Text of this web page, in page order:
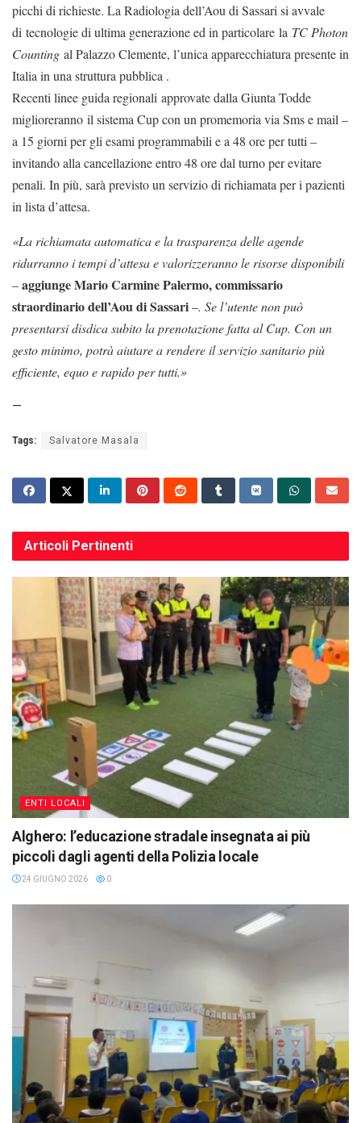
picchi di richieste. La Radiologia dell’Aou di Sassari si avvale
di tecnologie di ultima generazione ed in particolare la TC Photon
Counting al Palazzo Clemente, l’unica apparecchiatura presente in
Italia in una struttura pubblica .
Recenti linee guida regionali approvate dalla Giunta Todde
miglioreranno il sistema Cup con un promemoria via Sms e mail –
a 15 giorni per gli esami programmabili e a 48 ore per tutti –
invitando alla cancellazione entro 48 ore dal turno per evitare
penali. In più, sarà previsto un servizio di richiamata per i pazienti
in lista d’attesa.
«La richiamata automatica e la trasparenza delle agende
ridurranno i tempi d’attesa e valorizzeranno le risorse disponibili
–aggiungeMario Carmine Palermo, commissario
straordinario dell’Aou di Sassari–. Se l’utente non può
presentarsi disdica subito la prenotazione fatta al Cup. Con un
gesto minimo, potrà aiutare a rendere il servizio sanitario più
efficiente, equo e rapido per tutti.»
—
Tags: Salvatore Masala
Articoli Pertinenti
ENTI LOCALI
Alghero: l’educazione stradale insegnata ai più
piccoli dagli agenti della Polizia locale
24 GIUGNO 2026 0